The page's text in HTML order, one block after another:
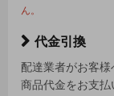
ん。
代金引換
配達業者がお客
商品代金をお支